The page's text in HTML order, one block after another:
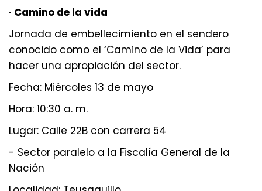
· Camino de la vida
Jornada de embellecimiento en el sendero
conocido como el ‘Camino de la Vida’ para
hacer una apropiación del sector.
Fecha: Miércoles 13 de mayo
Hora: 10:30 a. m.
Lugar: Calle 22B con carrera 54
- Sector paralelo a la Fiscalía General de la
Nación